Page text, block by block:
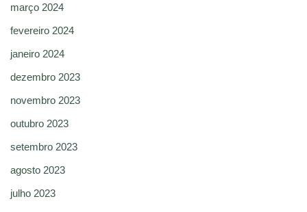
março 2024
fevereiro 2024
janeiro 2024
dezembro 2023
novembro 2023
outubro 2023
setembro 2023
agosto 2023
julho 2023